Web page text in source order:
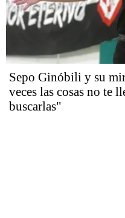
Sepo Ginóbili y su
veces las cosas no te
buscarlas"